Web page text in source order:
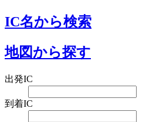
IC名から検索
地図から探す
出発IC
到着IC